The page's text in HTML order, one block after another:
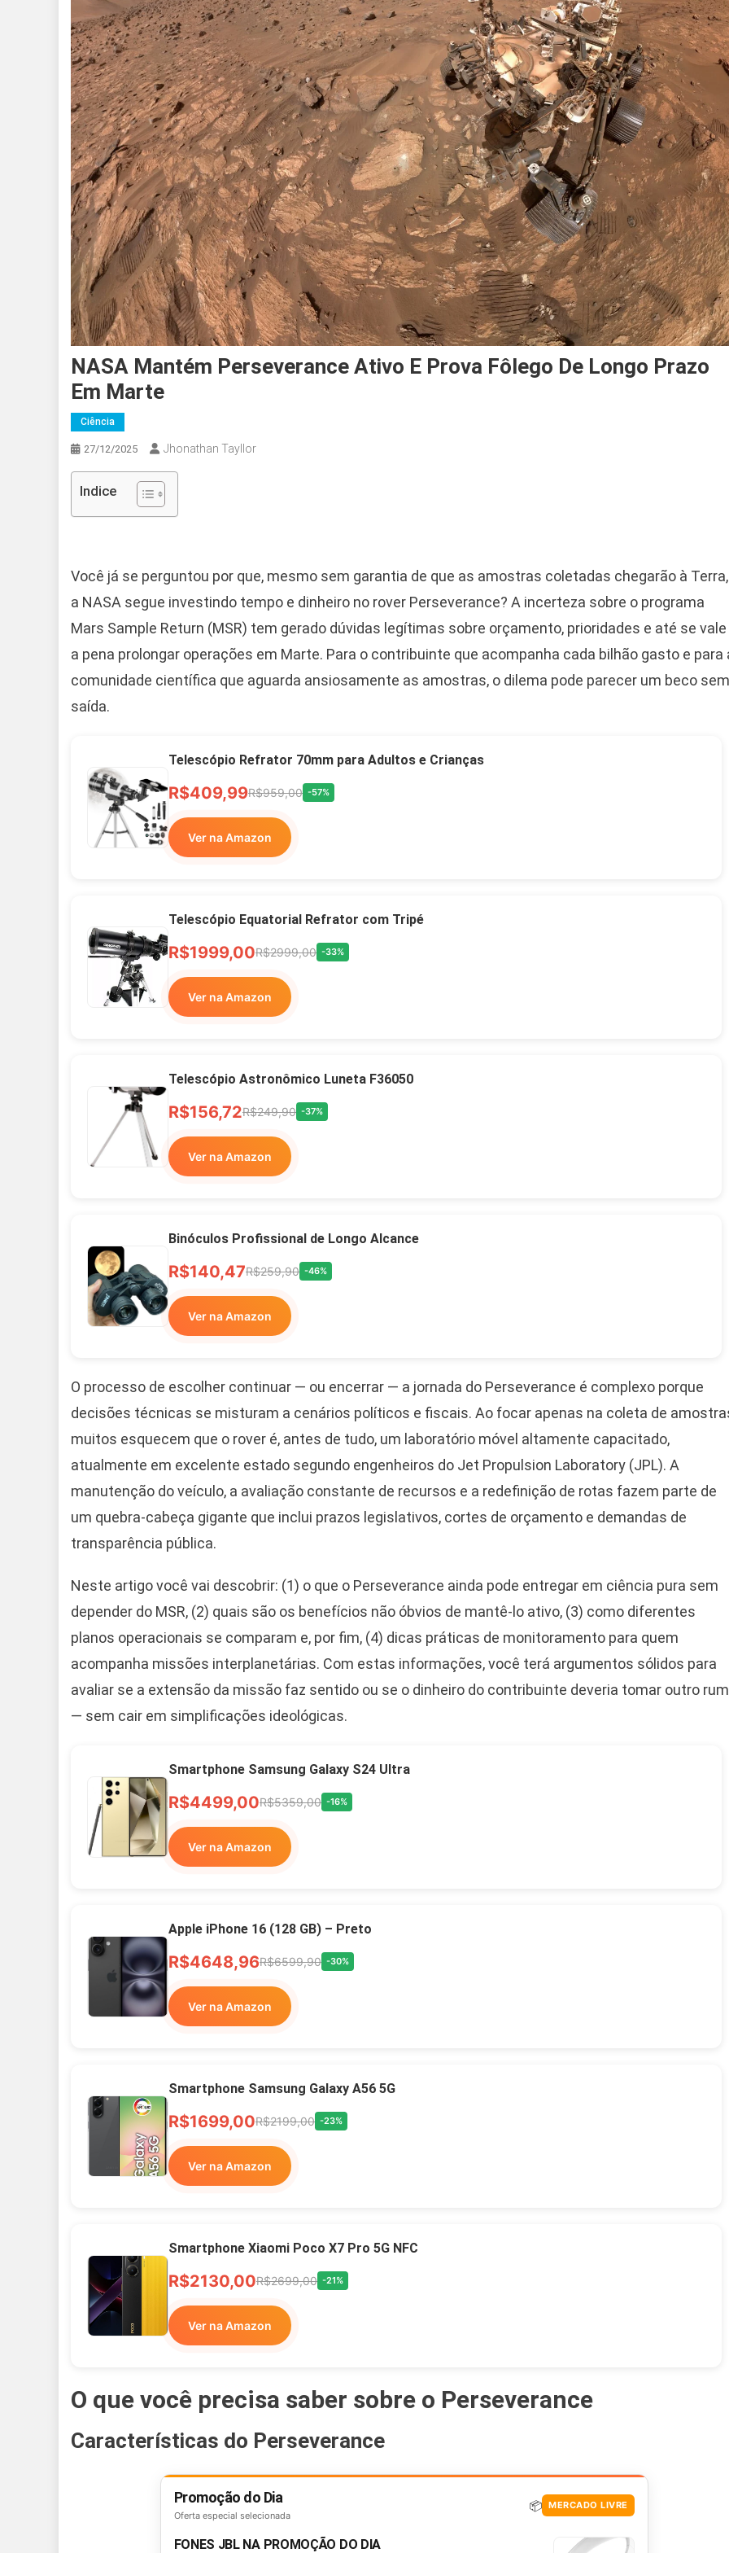
NASA Mantém Perseverance Ativo E Prova Fôlego De Longo Prazo
Em Marte
Ciência
27/12/2025 Jhonathan Tayllor
Indice
Você já se perguntou por que, mesmo sem garantia de que as amostras coletadas chegarão à Terra,
a NASA segue investindo tempo e dinheiro no rover Perseverance? A incerteza sobre o programa
Mars Sample Return (MSR) tem gerado dúvidas legítimas sobre orçamento, prioridades e até se vale
a pena prolongar operações em Marte. Para o contribuinte que acompanha cada bilhão gasto e para
comunidade científica que aguarda ansiosamente as amostras, o dilema pode parecer um beco sem
saída.
Telescópio Refrator 70mm para Adultos e Crianças
R$409,99R$959,00 -57%
Ver na Amazon
Telescópio Equatorial Refrator com Tripé
R$1999,00R$2999,00 -33%
Ver na Amazon
Telescópio Astronômico Luneta F36050
R$156,72R$249,90 -37%
Ver na Amazon
Binóculos Profissional de Longo Alcance
R$140,47R$259,90 -46%
Ver na Amazon
O processo de escolher continuar — ou encerrar — a jornada do Perseverance é complexo porque
decisões técnicas se misturam a cenários políticos e fiscais. Ao focar apenas na coleta de
muitos esquecem que o rover é, antes de tudo, um laboratório móvel altamente capacitado,
atualmente em excelente estado segundo engenheiros do Jet Propulsion Laboratory (JPL). A
manutenção do veículo, a avaliação constante de recursos e a redefinição de rotas fazem parte de
um quebra-cabeça gigante que inclui prazos legislativos, cortes de orçamento e demandas de
transparência pública.
Neste artigo você vai descobrir: (1) o que o Perseverance ainda pode entregar em ciência pura sem
depender do MSR, (2) quais são os benefícios não óbvios de mantê-lo ativo, (3) como diferentes
planos operacionais se comparam e, por fim, (4) dicas práticas de monitoramento para quem
acompanha missões interplanetárias. Com estas informações, você terá argumentos sólidos para
avaliar se a extensão da missão faz sentido ou se o dinheiro do contribuinte deveria tomar outro
— sem cair em simplificações ideológicas.
Smartphone Samsung Galaxy S24 Ultra
R$4499,00R$5359,00 -16%
Ver na Amazon
Apple iPhone 16 (128 GB) – Preto
R$4648,96R$6599,90 -30%
Ver na Amazon
Smartphone Samsung Galaxy A56 5G
R$1699,00R$2199,00 -23%
Ver na Amazon
Smartphone Xiaomi Poco X7 Pro 5G NFC
R$2130,00R$2699,00 -21%
Ver na Amazon
O que você precisa saber sobre o Perseverance
Características do Perseverance
Promoção do Dia
Oferta especial selecionada
📦 MERCADO LIVRE
FONES JBL NA PROMOÇÃO DO DIA